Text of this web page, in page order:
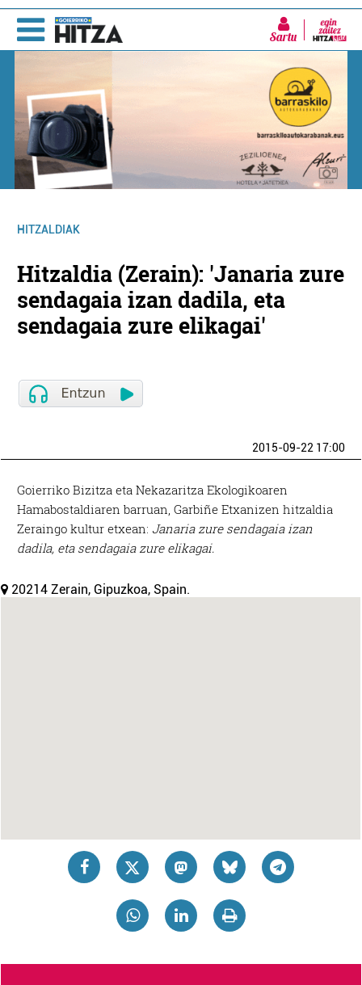
Sartu
HITZALDIAK
Hitzaldia (Zerain): 'Janaria zure
sendagaia izan dadila, eta
sendagaia zure elikagai'
2015-09-22 17:00
Goierriko Bizitza eta Nekazaritza Ekologikoaren
Hamabostaldiaren barruan, Garbiñe Etxanizen hitzaldia
Zeraingo kultur etxean: Janaria zure sendagaia izan
dadila, eta sendagaia zure elikagai.
20214 Zerain, Gipuzkoa, Spain.